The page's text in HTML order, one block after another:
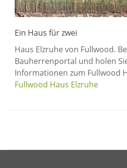
Ein Haus für zwei
Haus Elzruhe von Fullwood.
Bauherrenportal und holen
Informationen zum Fullwood
Fullwood Haus Elzruhe